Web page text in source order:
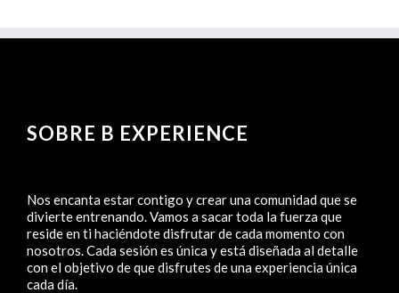
SOBRE B EXPERIENCE
Nos encanta estar contigo y crear una comunidad que se
divierte entrenando. Vamos a sacar toda la fuerza que
reside en ti haciéndote disfrutar de cada momento con
nosotros. Cada sesión es única y está diseñada al detalle
con el objetivo de que disfrutes de una experiencia única
cada día.